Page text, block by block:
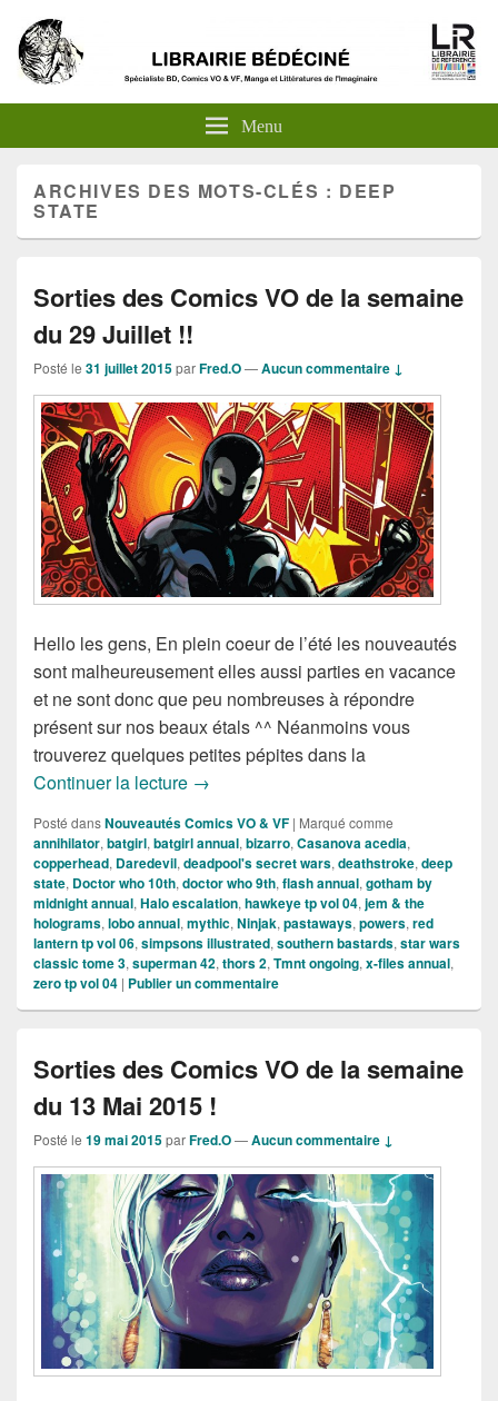
Menu
ARCHIVES DES MOTS-CLÉS : DEEP
STATE
Sorties des Comics VO de la semaine
du 29 Juillet !!
Posté le 31 juillet 2015parFred.O—Aucun commentaire ↓
Hello les gens, En plein coeur de l’été les nouveautés
sont malheureusement elles aussi parties en vacance
et ne sont donc que peu nombreuses à répondre
présent sur nos beaux étals ^^ Néanmoins vous
trouverez quelques petites pépites dans la
Continuer la lecture Sorties des Comics VO de la semaine
→
Posté dansNouveautés Comics VO & VF | Marqué comme
annihilator, batgirl, batgirl annual, bizarro, Casanova acedia,
copperhead, Daredevil, deadpool's secret wars, deathstroke, deep
state, Doctor who 10th, doctor who 9th, flash annual, gotham by
midnight annual, Halo escalation, hawkeye tp vol 04, jem & the
holograms, lobo annual, mythic, Ninjak, pastaways, powers, red
lantern tp vol 06, simpsons illustrated, southern bastards, star wars
classic tome 3, superman 42, thors 2, Tmnt ongoing, x-files annual,
zero tp vol 04 | Publier un commentaire
Sorties des Comics VO de la semaine
du 13 Mai 2015 !
Posté le 19 mai 2015parFred.O—Aucun commentaire ↓